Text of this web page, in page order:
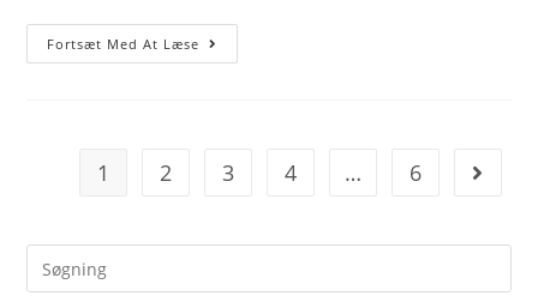
Fortsæt Med At Læse Nyt
På
1 2 3 4 … 6 Go to
Search
this